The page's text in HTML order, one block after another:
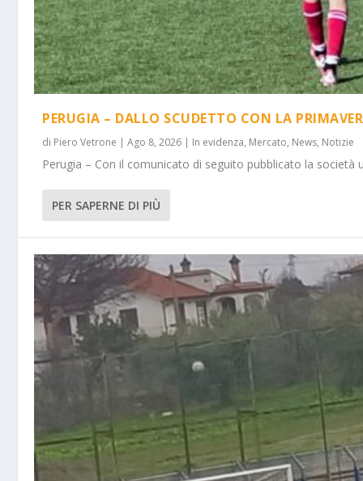
PERUGIA – DALLO SCUDETTO CON LA
di Piero Vetrone |Ago 8, 2026 | In evidenza, Mercato, News, Notizie
Perugia – Con il comunicato di seguito pubblicato la società
PER SAPERNE DI PIÙ